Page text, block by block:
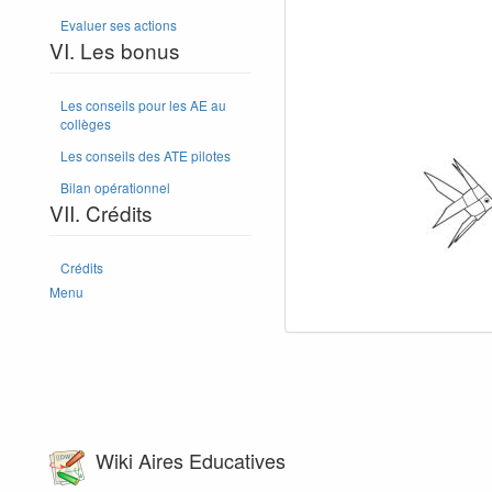
Evaluer ses actions
VI. Les bonus
Les conseils pour les AE au
collèges
Les conseils des ATE pilotes
Bilan opérationnel
VII. Crédits
Crédits
Menu
Wiki Aires Educatives